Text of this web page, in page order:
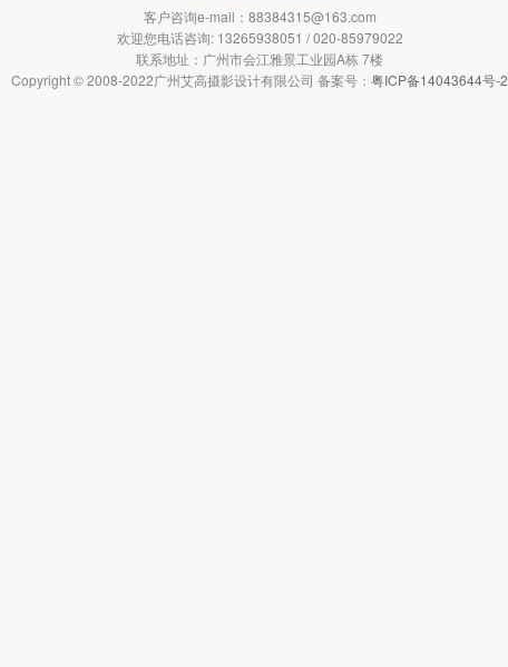
客户咨询e-mail：88384315@163.com
欢迎您电话咨询: 13265938051 / 020-85979022
联系地址：广州市会江雅景工业园A栋 7楼
Copyright © 2008-2022广州艾高摄影设计有限公司 备案号： 粤ICP备14043644号-2